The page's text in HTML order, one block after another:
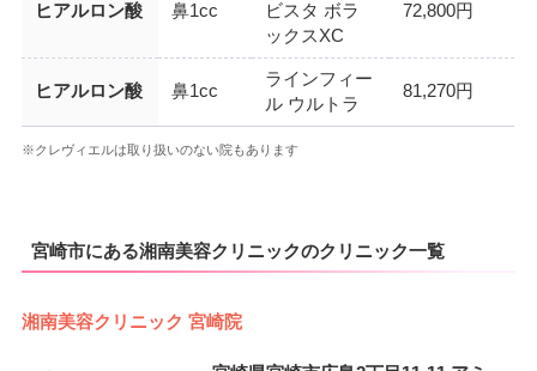
ヒアルロン酸 鼻1cc
ビスタ ボラ
ックスXC
72,800円
ヒアルロン酸 鼻1cc
ラインフィー
ル ウルトラ
81,270円
※クレヴィエルは取り扱いのない院もあります
宮崎市にある湘南美容クリニックのクリニック一覧
湘南美容クリニック 宮崎院